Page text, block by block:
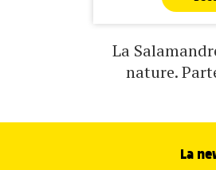
La
nature.
La